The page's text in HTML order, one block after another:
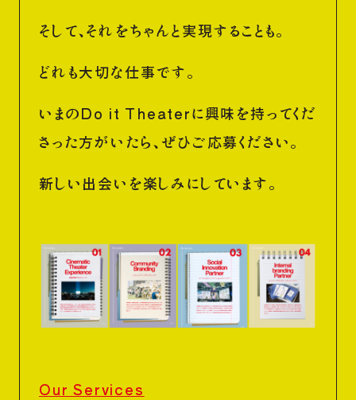
そして、それをちゃんと実現することも。
どれも大切な仕事です。
いまのDo it Theaterに興味を持ってくだ
さった方がいたら、ぜひご応募ください。
新しい出会いを楽しみにしています。
Our Services